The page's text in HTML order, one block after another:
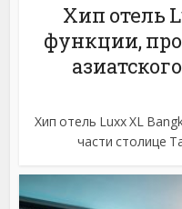
Хип отель
функции,
Хип отель Luxx XL
части столице